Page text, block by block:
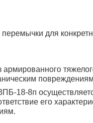
для
18-8п
его